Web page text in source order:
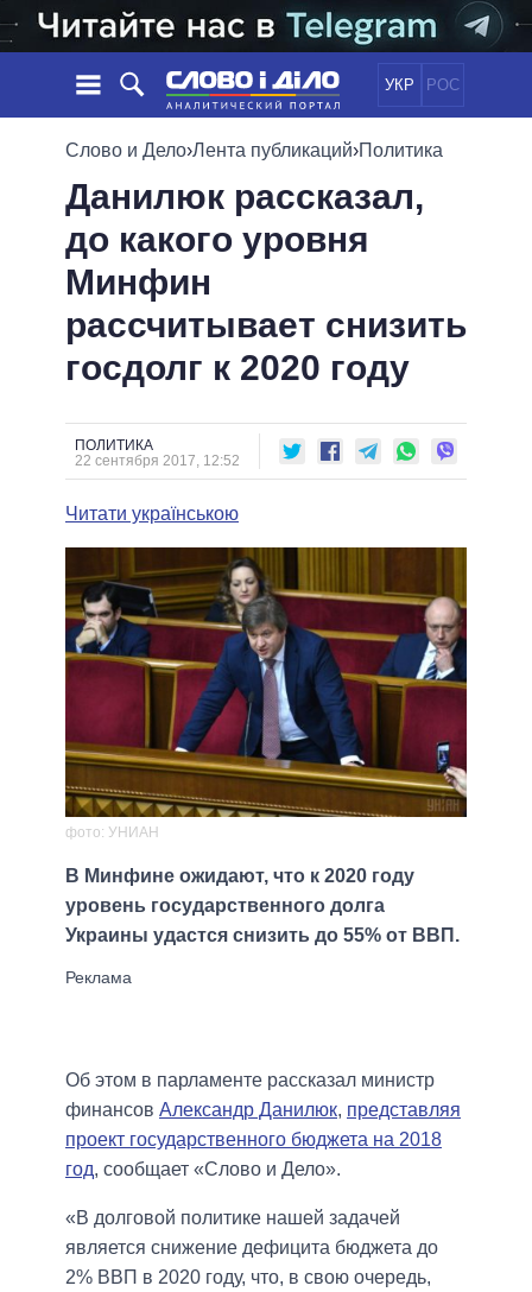
УКР РОС
НОВОСТИ
ЛЕНТА
СОБЫТИЯ
СТАТЬИ
МНЕНИЯ
ОБЗОРЫ
ДАЙДЖЕСТЫ
ПОЛИТИКА
ЭКОНОМИКА
ОБЕЩАНИЯ
ПОЛИТИКИ
ВСЕ ПОЛИТИКИ
ПРЕЗИДЕНТ И ОФИС
ВЕРХОВНАЯ РАДА
ГЛАВЫ ОБЛАДМИНИСТРАЦИЙ
МЭРЫ
ВСЕ ПЕРСОНЫ
ВИДЕО
СРАВНЕНИЕ ПОЛИТИКОВ
Слово и Дело›Лента публикаций›Политика
Данилюк рассказал,
до какого уровня
Минфин
рассчитывает снизить
госдолг к 2020 году
ПОЛИТИКА
22 сентября 2017, 12:52
Читати українською
фото: УНИАН
В Минфине ожидают, что к 2020 году
уровень государственного долга
Украины удастся снизить до 55% от ВВП.
Об этом в парламенте рассказал министр
финансов Александр Данилюк, представляя
проект государственного бюджета на 2018
год, сообщает «Слово и Дело».
«В долговой политике нашей задачей
является снижение дефицита бюджета до
2% ВВП в 2020 году, что, в свою очередь,